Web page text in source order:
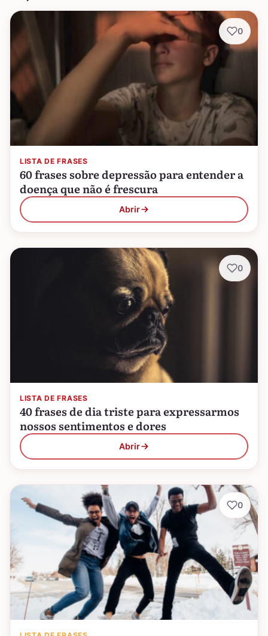
LISTA DE FRASES
60 frases sobre depressão para entender a
doença que não é frescura
Abrir
0
LISTA DE FRASES
40 frases de dia triste para expressarmos
nossos sentimentos e dores
Abrir
0
0